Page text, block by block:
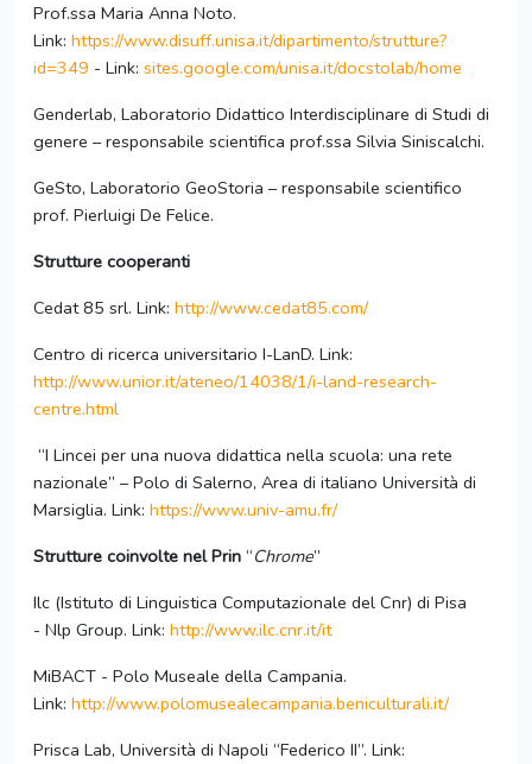
Prof.ssa Maria Anna Noto.
Link: https://www.disuff.unisa.it/dipartimento/strutture?
id=349 - Link: sites.google.com/unisa.it/docstolab/home
Genderlab, Laboratorio Didattico Interdisciplinare di Studi di
genere – responsabile scientifica prof.ssa Silvia Siniscalchi.
GeSto, Laboratorio GeoStoria – responsabile scientifico
prof. Pierluigi De Felice.
Strutture cooperanti
Cedat 85 srl. Link: http://www.cedat85.com/
Centro di ricerca universitario I-LanD. Link:
http://www.unior.it/ateneo/14038/1/i-land-research-
centre.html
“I Lincei per una nuova didattica nella scuola: una rete
nazionale” – Polo di Salerno, Area di italiano Università di
Marsiglia. Link: https://www.univ-amu.fr/
Strutture coinvolte nel Prin “Chrome”
Ilc (Istituto di Linguistica Computazionale del Cnr) di Pisa
- Nlp Group. Link: http://www.ilc.cnr.it/it
MiBACT - Polo Museale della Campania.
Link: http://www.polomusealecampania.beniculturali.it/
Prisca Lab, Università di Napoli “Federico II”. Link: